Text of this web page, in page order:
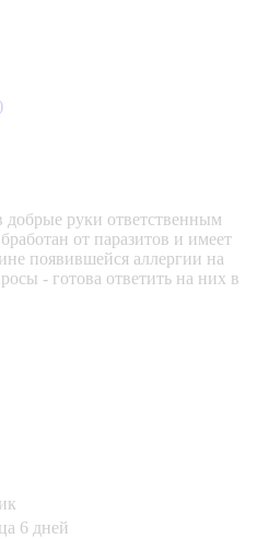
руки ответственным
от паразитов и имеет
появившейся аллергии на
- готова ответить на них в
6 дней